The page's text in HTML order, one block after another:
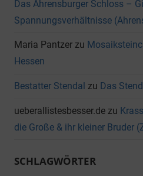
Das Ahrensburger Schloss –
Spannungsverhältnisse
Maria Pantzer zu
Hessen
Bestatter Stendal zu Das
ueberallistesbesser.de zu
die Große & ihr kleiner Bruder
SCHLAGWÖRTER